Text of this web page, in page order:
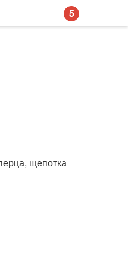
щепотка
5